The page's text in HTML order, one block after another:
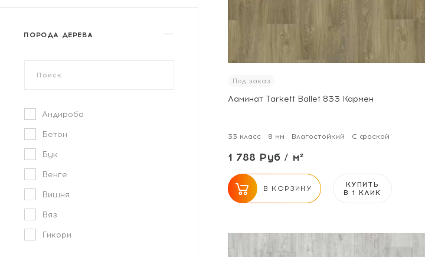
ПОРОДА ДЕРЕВА
Андироба
Бетон
Бук
Венге
Вишня
Вяз
Гикори
Под заказ
Ламинат Tarkett Ballet 833 Кармен
33 класс 8 мм Влагостойкий С фаской
1 788 Руб / м²
В КОРЗИНУ
КУПИТЬ
В 1 КЛИК